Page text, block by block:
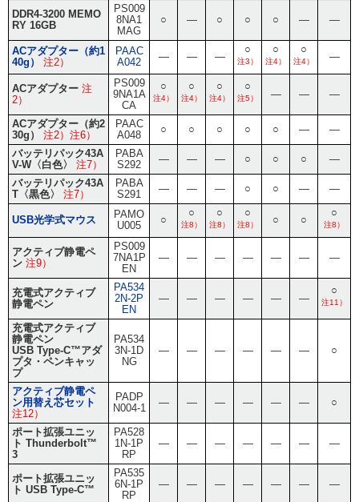
DDR4-3200 MEMO
RY 16GB
PS009
8NA1
MAG
○ ― ○ ○ ○ ― ―
ACアダプター（約1
40g）
注2）
PAAC
A042
― ― ―
○
注3）
○
注4）
○
注4） ―
ACアダプター 注
2）
PS009
9NA1A
CA
○
注4）
○
注4）
○
注4）
○
注5） ― ― ―
ACアダプター（約2
30g）
注2）注6）
PAAC
A048
○ ○ ○ ○ ○ ―
―
バッテリパック43A
V-W〈白色〉
注7）
PABA
S292
― ― ― ○ ○ ○
―
バッテリパック43A
T〈黒色〉
注7）
PABA
S291
― ― ― ○ ○ ― ―
USB光学式マウス
PAMO
U005
○
○
注8）
○
注8）
○
注8） ○ ○
○
注8）
アクティブ静電ペ
ン 注9）
PS009
7NA1P
EN
― ― ― ― ― ― ―
充電式アクティブ
静電ペン
PA534
2N-2P
EN
― ― ― ― ― ―
○
注11）
充電式アクティブ
静電ペン
USB Type-C™アダ
プタ・ペンキャッ
プ
PA534
3N-1D
NG
― ― ― ― ― ― ○
アクティブ静電ペ
ン用替え芯セット
注12）
PADP
N004-1
― ― ― ― ― ― ○
ポート拡張ユニッ
ト Thunderbolt™
3
PA528
1N-1P
RP
― ― ― ― ― ― ―
ポート拡張ユニッ
ト USB Type-C™
PA535
6N-1P
RP
― ― ― ― ― ― ―